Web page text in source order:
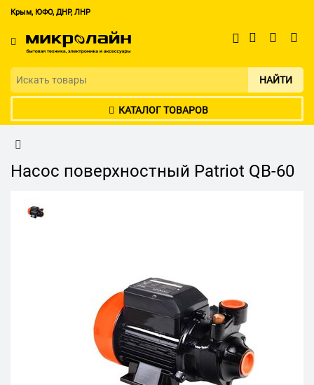
Крым, ЮФО, ДНР, ЛНР
НАЙТИ
КАТАЛОГ ТОВАРОВ
Насос поверхностный Patriot QB-60